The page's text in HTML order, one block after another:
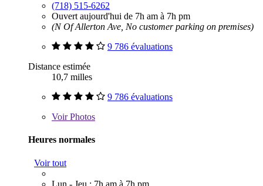
(718) 515-6262
Ouvert aujourd'hui de 7h am à 7h pm
(N Of Allerton Ave, No customer parking on premises)
9 786 évaluations
Distance estimée
10,7 milles
9 786 évaluations
VoirPhotos
Heures normales
Voir tout
Lun - Jeu : 7h am à 7h pm